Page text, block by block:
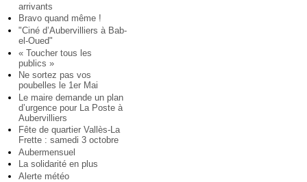
arrivants
Bravo quand même !
"Ciné d’Aubervilliers à Bab-
el-Oued"
« Toucher tous les
publics »
Ne sortez pas vos
poubelles le 1er Mai
Le maire demande un plan
d’urgence pour La Poste à
Aubervilliers
Fête de quartier Vallès-La
Frette : samedi 3 octobre
Aubermensuel
La solidarité en plus
Alerte météo